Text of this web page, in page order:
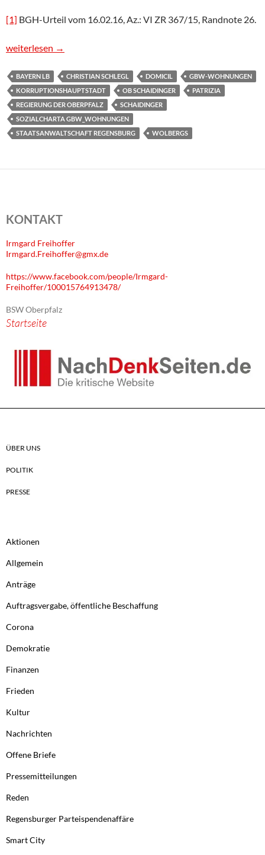
[1] BGH-Urteil vom 16.02.16, Az.: VI ZR 367/15, Randnote 26.
Die 128 GBW-Wohnungen in der Hermann-Geib- und Von-
weiterlesen →
BAYERN LB CHRISTIAN SCHLEGL DOMICIL
GBW-WOHNUNGEN
KORRUPTIONSHAUPTSTADT
OB SCHAIDINGER
PATRIZIA
REGIERUNG DER OBERPFALZ
SCHAIDINGER
SOZIALCHARTA GBW_WOHNUNGEN
STAATSANWALTSCHAFT REGENSBURG
WOLBERGS
KONTAKT
Irmgard Freihoffer
Irmgard.Freihoffer@gmx.de
https://www.facebook.com/people/Irmgard-
Freihoffer/100015764913478/
BSW Oberpfalz
Startseite
ÜBER UNS
POLITIK
PRESSE
Aktionen
Allgemein
Anträge
Auftragsvergabe, öffentliche Beschaffung
Corona
Demokratie
Finanzen
Frieden
Kultur
Nachrichten
Offene Briefe
Pressemitteilungen
Reden
Regensburger Parteispendenaffäre
Smart City